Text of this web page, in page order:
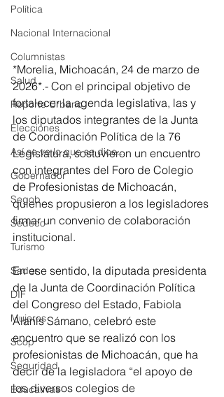
Política
Nacional Internacional
Columnistas
Salud
Reporte Urbano
Elecciones
Así se ve lo que se dice...
Gobernador
Segob
Sedeco
Turismo
Sader
DIF
Mujeres
Scop
Seguridad
Educativas
*Morelia, Michoacán, 24 de marzo de
2026*.- Con el principal objetivo de
fortalecer la agenda legislativa, las y
los diputados integrantes de la Junta
de Coordinación Política de la 76
Legislatura, sostuvieron un encuentro
con integrantes del Foro de Colegio
de Profesionistas de Michoacán,
quienes propusieron a los legisladores
firmar un convenio de colaboración
institucional.
En ese sentido, la diputada presidenta
de la Junta de Coordinación Política
del Congreso del Estado, Fabiola
Alanís Sámano, celebró este
encuentro que se realizó con los
profesionistas de Michoacán, que ha
decir de la legisladora “el apoyo de
los diversos colegios de